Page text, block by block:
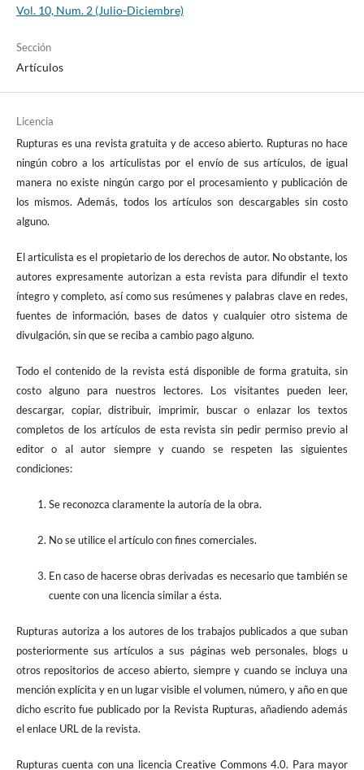
Vol. 10, Num. 2 (Julio-Diciembre)
Sección
Artículos
Licencia
Rupturas es una revista gratuita y de acceso abierto. Rupturas no hace
ningún cobro a los artículistas por el envío de sus artículos, de igual
manera no existe ningún cargo por el procesamiento y publicación de
los mismos. Además, todos los artículos son descargables sin costo
alguno.
El articulista es el propietario de los derechos de autor. No obstante, los
autores expresamente autorizan a esta revista para difundir el texto
íntegro y completo, así como sus resúmenes y palabras clave en redes,
fuentes de información, bases de datos y cualquier otro sistema de
divulgación, sin que se reciba a cambio pago alguno.
Todo el contenido de la revista está disponible de forma gratuita, sin
costo alguno para nuestros lectores. Los visitantes pueden leer,
descargar, copiar, distribuir, imprimir, buscar o enlazar los textos
completos de los artículos de esta revista sin pedir permiso previo al
editor o al autor siempre y cuando se respeten las siguientes
condiciones:
Se reconozca claramente la autoría de la obra.
No se utilice el artículo con fines comerciales.
En caso de hacerse obras derivadas es necesario que también se
cuente con una licencia similar a ésta.
Rupturas autoriza a los autores de los trabajos publicados a que suban
posteriormente sus artículos a sus páginas web personales, blogs u
otros repositorios de acceso abierto, siempre y cuando se incluya una
mención explícita y en un lugar visible el volumen, número, y año en que
dicho escrito fue publicado por la Revista Rupturas, añadiendo además
el enlace URL de la revista.
Rupturas cuenta con una licencia Creative Commons 4.0. Para mayor